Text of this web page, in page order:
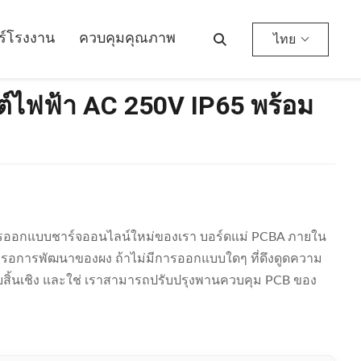
โรงงาน ควบคุมคุณภาพ ไทย
ไฟฟ้า AC 250V IP65 พร้อม
อกแบบชาร์จออนไลน์ใหม่ของเรา บอร์ดแม่ PCBA ภายใน
อการพัฒนาของผง ถ้าไม่มีการออกแบบใดๆ ที่ดึงดูดความ
เชิง และใช่ เราสามารถปรับปรุงพานควบคุม PCB ของ